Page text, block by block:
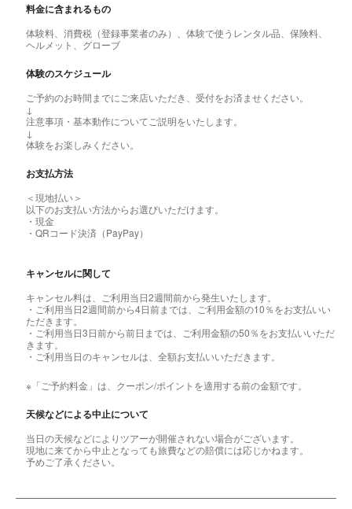
料金に含まれるもの
体験料、消費税（登録事業者のみ）、体験で使うレンタル品、保険料、
ヘルメット、グローブ
体験のスケジュール
ご予約のお時間までにご来店いただき、受付をお済ませください。
↓
注意事項・基本動作についてご説明をいたします。
↓
体験をお楽しみください。
お支払方法
＜現地払い＞
以下のお支払い方法からお選びいただけます。
・現金
・QRコード決済（PayPay）
キャンセルに関して
キャンセル料は、ご利用当日2週間前から発生いたします。
・ご利用当日2週間前から4日前までは、ご利用金額の10％をお支払いい
ただきます。
・ご利用当日3日前から前日までは、ご利用金額の50％をお支払いいただ
きます。
・ご利用当日のキャンセルは、全額お支払いいただきます。
※「ご予約料金」は、クーポン/ポイントを適用する前の金額です。
天候などによる中止について
当日の天候などによりツアーが開催されない場合がございます。
現地に来てから中止となっても旅費などの賠償には応じかねます。
予めご了承ください。